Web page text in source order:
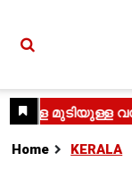
Home KERALA